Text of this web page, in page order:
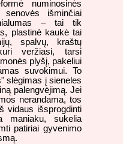
numinosinės
išminčiai
– tai tik
plastinė kaukė tai
spalvų, kraštų
veržiasi, tarsi
plyšį, pakeliui
suvokimui. To
slėgimas į sieneles
palengvėjimą. Jei
nerandama, tos
vidaus išsprogdinti
maniaku, sukelia
patiriai gyvenimo